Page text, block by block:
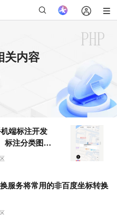
关内容
端标注开发
标注分类图
适应高度信
服务将常用的非百度坐标转换